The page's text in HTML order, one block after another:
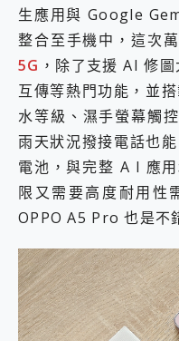
生應用與 Google
整合至手機中，這次
5G ，除了支援 AI 修
互傳等熱門功能，並
水等級、濕手螢幕觸
雨天狀況撥接電話也
電池，與完整 A I 應
限又需要高度耐用性
OPPO A5 Pro 也是不